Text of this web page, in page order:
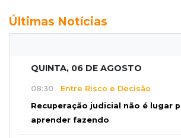
Últimas Notícias
QUINTA, 06 DE AGOSTO
08:30 Entre Risco e Decisão
Recuperação judicial não é lugar
aprender fazendo